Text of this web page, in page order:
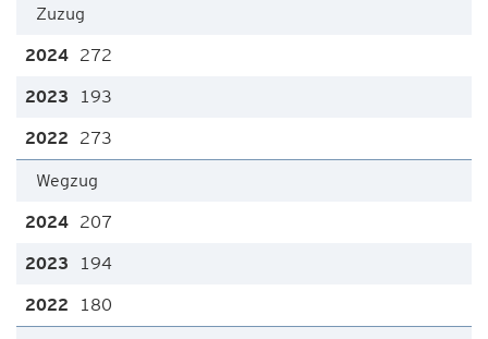
Zuzug
272
193
273
Wegzug
207
194
180